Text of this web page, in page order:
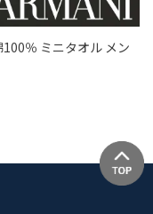
％ ミニタオル メン